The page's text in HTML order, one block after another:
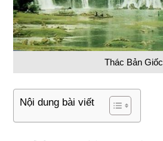
Thác Bản Giốc
Nội dung bài viết